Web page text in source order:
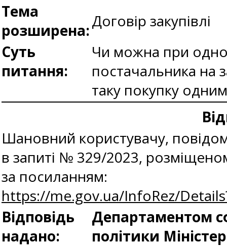
Тема
розширена:Договір закупівлі
Суть
питання:
Чи можна при
постачальника на
таку покупку
Шановний користувачу,
в запиті № 329/2023,
за посиланням:
https://me.gov.ua/InfoRez/
Відповідь
надано:
Департаментом
політики